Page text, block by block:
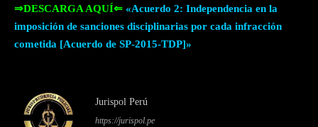
⇒DESCARGA AQUÍ⇐ «Acuerdo 2: Independencia en la
imposición de sanciones disciplinarias por cada infracción
cometida [Acuerdo de SP-2015-TDP]»
Jurispol Perú
https://jurispol.pe